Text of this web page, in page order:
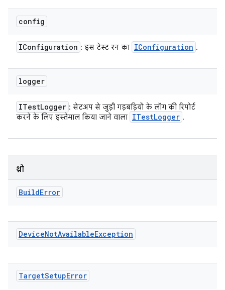
config
IConfiguration : इस टेस्ट रन का IConfiguration .
logger
ITestLogger : सेटअप से जुड़ी गड़बड़ियों के लॉग की रिपोर्ट
करने के लिए इस्तेमाल किया जाने वाला ITestLogger .
थ्रो
BuildError
DeviceNotAvailableException
TargetSetupError